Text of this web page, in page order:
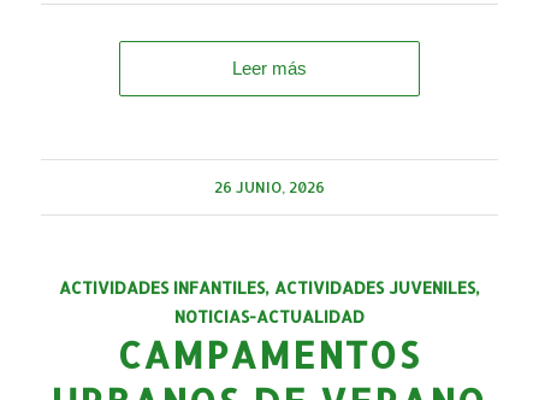
Leer más
26 JUNIO, 2026
ACTIVIDADES INFANTILES, ACTIVIDADES JUVENILES,
NOTICIAS-ACTUALIDAD
CAMPAMENTOS